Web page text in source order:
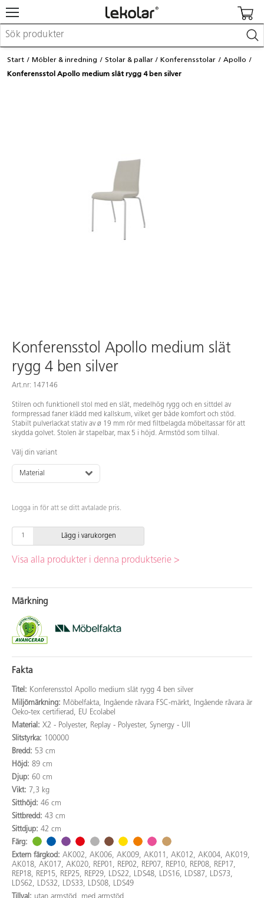
Möbler & inredning
Lekplatsutrustning & utemiljö
Start Möbler & inredning Stolar & pallar Konferensstolar
Apollo
Konferensstol Apollo medium slät rygg 4 ben silver
Konferensstol Apollo medium slät
rygg 4 ben silver
Art.nr: 147146
Stilren och funktionell stol med en slät, medelhög rygg och en sittdel av
formpressad faner klädd med kallskum, vilket ger både komfort och stöd.
Stabilt pulverlackat stativ av ø 19 mm rör med filtbelagda möbeltassar för att
skydda golvet. Stolen är stapelbar, max 5 i höjd. Armstöd som tillval.
Välj din variant
Material
Logga in för att se ditt avtalade pris.
Lägg i varukorgen
Visa alla produkter i denna produktserie >
Märkning
Fakta
Titel: Konferensstol Apollo medium slät rygg 4 ben silver
Miljömärkning: Möbelfakta, Ingående råvara FSC-märkt, Ingående råvara är
Oeko-tex certifierad, EU Ecolabel
Material: X2 - Polyester, Replay - Polyester, Synergy - Ull
Slitstyrka: 100000
Bredd: 53 cm
Höjd: 89 cm
Djup: 60 cm
Vikt: 7,3 kg
Sitthöjd: 46 cm
Sittbredd: 43 cm
Sittdjup: 42 cm
Färg:
Extern färgkod: AK002, AK006, AK009, AK011, AK012, AK004, AK019,
AK018, AK017, AK020, REP01, REP02, REP07, REP10, REP08, REP17,
REP18, REP15, REP25, REP29, LDS22, LDS48, LDS16, LDS87, LDS73,
LDS62, LDS32, LDS33, LDS08, LDS49
Tillval: utan armstöd, med armstöd